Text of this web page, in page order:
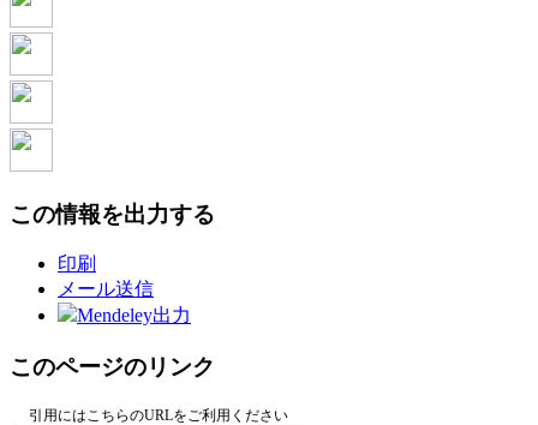
この情報を出力する
印刷
メール送信
Mendeley出力
このページのリンク
引用にはこちらのURLをご利用ください